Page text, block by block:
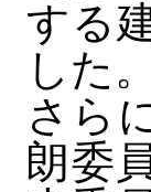
する
した。
さら
朗委